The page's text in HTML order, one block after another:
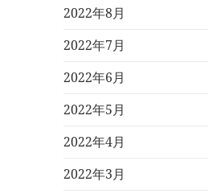
2022年8月
2022年7月
2022年6月
2022年5月
2022年4月
2022年3月